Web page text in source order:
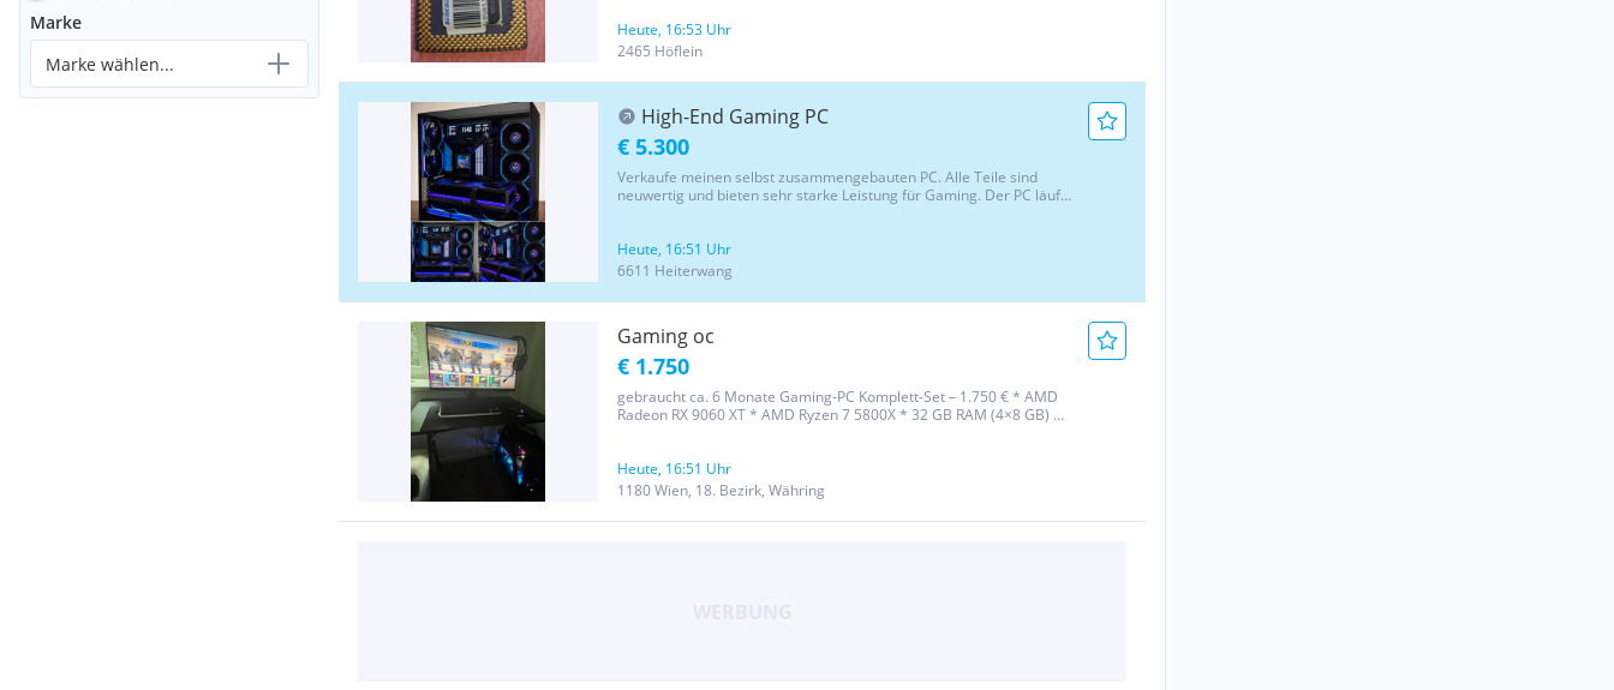
Marke
Marke wählen...
Heute, 16:53 Uhr
2465 Höflein
High-End Gaming PC
€ 5.300
Verkaufe meinen selbst zusammengebauten PC. Alle Teile sind
neuwertig und bieten sehr starke Leistung für Gaming. Der PC läuft
Heute, 16:51 Uhr
6611 Heiterwang
Gaming oc
€ 1.750
gebraucht ca. 6 Monate Gaming-PC Komplett-Set – 1.750 € * AMD
Radeon RX 9060 XT * AMD Ryzen 7 5800X * 32 GB RAM (4×8 GB) *
Heute, 16:51 Uhr
1180 Wien, 18. Bezirk, Währing